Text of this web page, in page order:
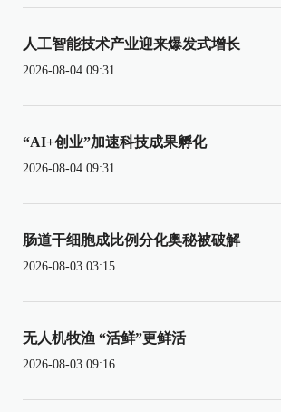
人工智能技术产业迎来爆发式增长
2026-08-04 09:31
“AI+创业”加速科技成果孵化
2026-08-04 09:31
肠道干细胞成比例分化奥秘被破解
2026-08-03 03:15
无人机牧渔 “活鲜”更鲜活
2026-08-03 09:16